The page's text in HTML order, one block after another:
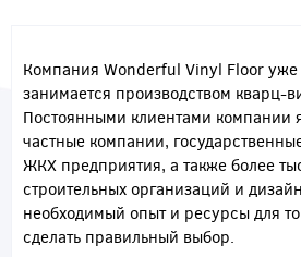
Компания Wonderful Vinyl Floor уже
занимается производством кварц-
Постоянными клиентами компании
частные компании,
ЖКХ предприятия, а также более
строительных организаций и
необходимый опыт и ресурсы для
сделать правильный выбор.